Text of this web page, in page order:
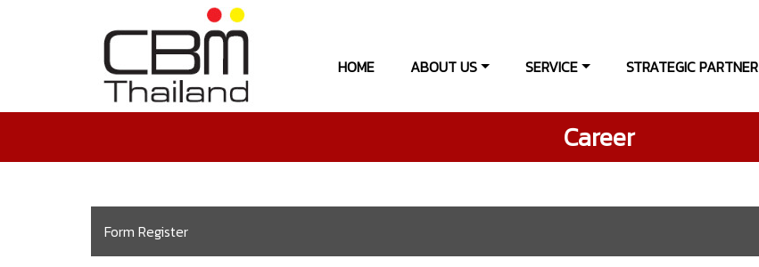
HOME ABOUT US SERVICE STRATEGIC PARTNER
Career
Form Register